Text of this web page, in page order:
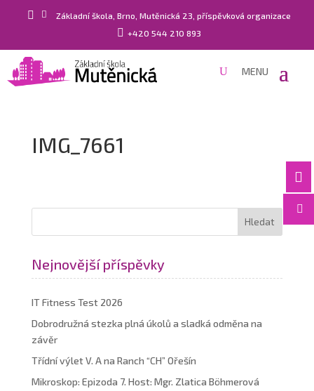
  Základní škola, Brno, Mutěnická 23, příspěvková organizace
 +420 544 210 893


IMG_7661
Nejnovější příspěvky
IT Fitness Test 2026
Dobrodružná stezka plná úkolů a sladká odměna na
závěr
Třídní výlet V. A na Ranch “CH” Ořešín
Mikroskop: Epizoda 7. Host: Mgr. Zlatica Böhmerová